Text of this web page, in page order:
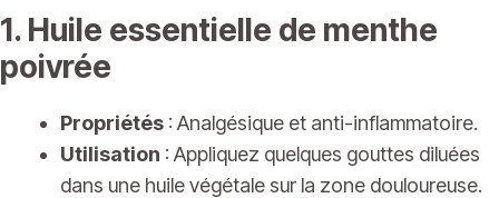
1. Huile essentielle de menthe
poivrée
Propriétés : Analgésique et anti-inflammatoire.
Utilisation : Appliquez quelques gouttes diluées
dans une huile végétale sur la zone douloureuse.